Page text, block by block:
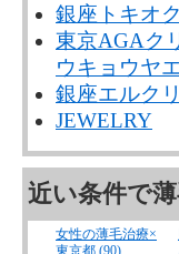
銀座トキオ
東京AGAク
ウキョウヤ
銀座エルク
JEWELRY
近い条件で
女性の薄毛治療×
東京都 (90)